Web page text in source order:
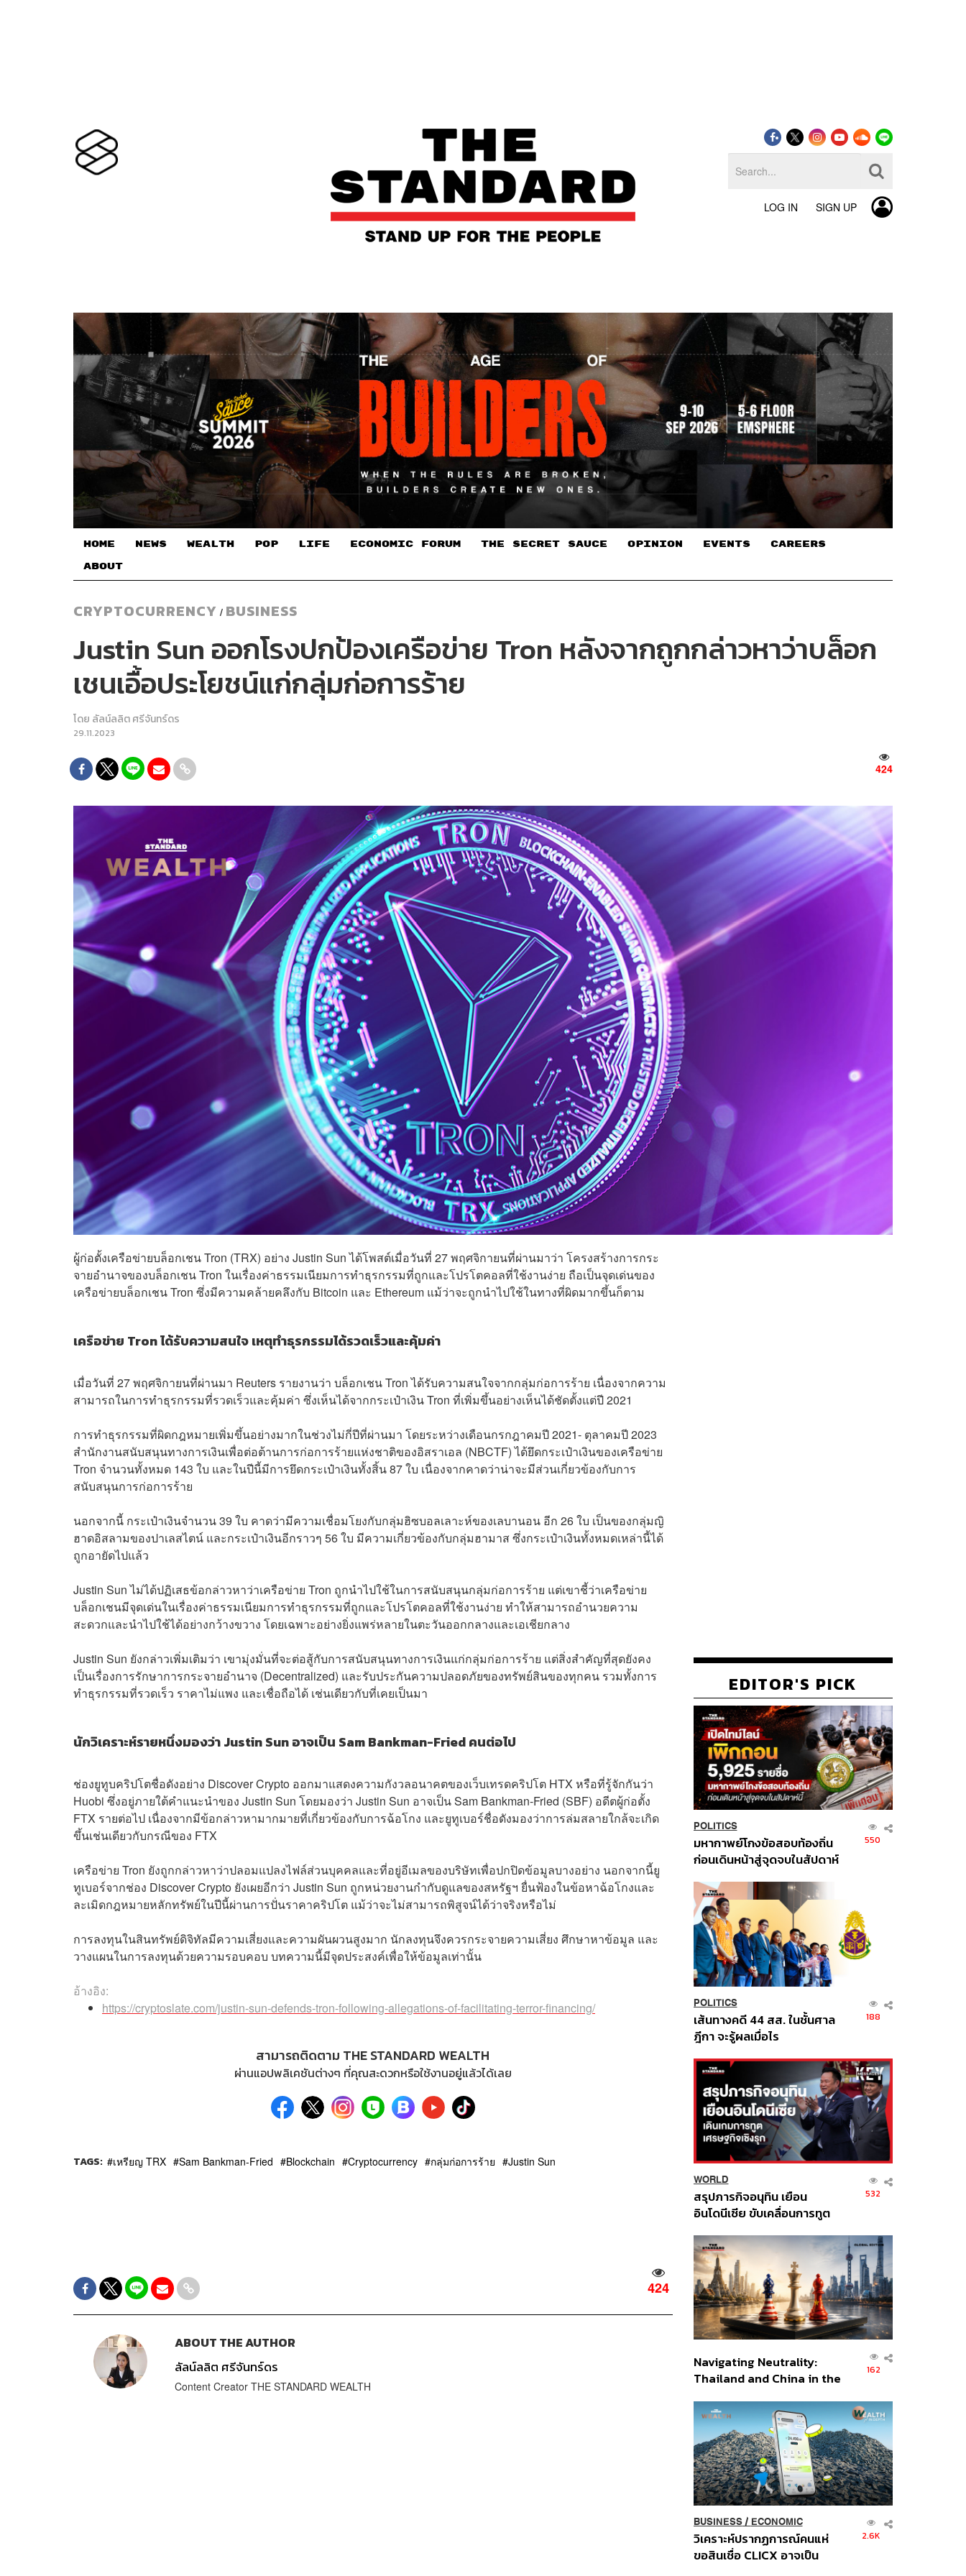
LOG IN SIGN UP
HOME NEWS WEALTH POP LIFE ECONOMIC FORUM THE SECRET SAUCE​ OPINION EVENTS CAREERS
ABOUT
CRYPTOCURRENCY / BUSINESS
Justin Sun ออกโรงปกป้องเครือข่าย Tron หลังจากถูกกล่าวหาว่าบล็อก
เชนเอื้อประโยชน์แก่กลุ่มก่อการร้าย
โดย ลัลน์ลลิต ศรีจันทร์ดร
29.11.2023
424
ผู้ก่อตั้งเครือข่ายบล็อกเชน Tron (TRX) อย่าง Justin Sun ได้โพสต์เมื่อวันที่ 27 พฤศจิกายนที่ผ่านมาว่า โครงสร้างการกระ
จายอำนาจของบล็อกเชน Tron ในเรื่องค่าธรรมเนียมการทำธุรกรรมที่ถูกและโปรโตคอลที่ใช้งานง่าย ถือเป็นจุดเด่นของ
เครือข่ายบล็อกเชน Tron ซึ่งมีความคล้ายคลึงกับ Bitcoin และ Ethereum แม้ว่าจะถูกนำไปใช้ในทางที่ผิดมากขึ้นก็ตาม
เครือข่าย Tron ได้รับความสนใจ เหตุทำธุรกรรมได้รวดเร็วและคุ้มค่า
เมื่อวันที่ 27 พฤศจิกายนที่ผ่านมา Reuters รายงานว่า บล็อกเชน Tron ได้รับความสนใจจากกลุ่มก่อการร้าย เนื่องจากความ
สามารถในการทำธุรกรรมที่รวดเร็วและคุ้มค่า ซึ่งเห็นได้จากกระเป๋าเงิน Tron ที่เพิ่มขึ้นอย่างเห็นได้ชัดตั้งแต่ปี 2021
การทำธุรกรรมที่ผิดกฎหมายเพิ่มขึ้นอย่างมากในช่วงไม่กี่ปีที่ผ่านมา โดยระหว่างเดือนกรกฎาคมปี 2021- ตุลาคมปี 2023
สำนักงานสนับสนุนทางการเงินเพื่อต่อต้านการก่อการร้ายแห่งชาติของอิสราเอล (NBCTF) ได้ยึดกระเป๋าเงินของเครือข่าย
Tron จำนวนทั้งหมด 143 ใบ และในปีนี้มีการยึดกระเป๋าเงินทั้งสิ้น 87 ใบ เนื่องจากคาดว่าน่าจะมีส่วนเกี่ยวข้องกับการ
สนับสนุนการก่อการร้าย
นอกจากนี้ กระเป๋าเงินจำนวน 39 ใบ คาดว่ามีความเชื่อมโยงกับกลุ่มฮิซบอลเลาะห์ของเลบานอน อีก 26 ใบ เป็นของกลุ่มญิ
ฮาดอิสลามของปาเลสไตน์ และกระเป๋าเงินอีกราวๆ 56 ใบ มีความเกี่ยวข้องกับกลุ่มฮามาส ซึ่งกระเป๋าเงินทั้งหมดเหล่านี้ได้
ถูกอายัดไปแล้ว
Justin Sun ไม่ได้ปฏิเสธข้อกล่าวหาว่าเครือข่าย Tron ถูกนำไปใช้ในการสนับสนุนกลุ่มก่อการร้าย แต่เขาชี้ว่าเครือข่าย
บล็อกเชนมีจุดเด่นในเรื่องค่าธรรมเนียมการทำธุรกรรมที่ถูกและโปรโตคอลที่ใช้งานง่าย ทำให้สามารถอำนวยความ
สะดวกและนำไปใช้ได้อย่างกว้างขวาง โดยเฉพาะอย่างยิ่งแพร่หลายในตะวันออกกลางและเอเชียกลาง
Justin Sun ยังกล่าวเพิ่มเติมว่า เขามุ่งมั่นที่จะต่อสู้กับการสนับสนุนทางการเงินแก่กลุ่มก่อการร้าย แต่สิ่งสำคัญที่สุดยังคง
เป็นเรื่องการรักษาการกระจายอำนาจ (Decentralized) และรับประกันความปลอดภัยของทรัพย์สินของทุกคน รวมทั้งการ
ทำธุรกรรมที่รวดเร็ว ราคาไม่แพง และเชื่อถือได้ เช่นเดียวกับที่เคยเป็นมา
นักวิเคราะห์รายหนึ่งมองว่า Justin Sun อาจเป็น Sam Bankman-Fried คนต่อไป
ช่องยูทูบคริปโตชื่อดังอย่าง Discover Crypto ออกมาแสดงความกังวลอนาคตของเว็บเทรดคริปโต HTX หรือที่รู้จักกันว่า
Huobi ซึ่งอยู่ภายใต้คำแนะนำของ Justin Sun โดยมองว่า Justin Sun อาจเป็น Sam Bankman-Fried (SBF) อดีตผู้ก่อตั้ง
FTX รายต่อไป เนื่องจากมีข้อกล่าวหามากมายที่เกี่ยวข้องกับการฉ้อโกง และยูทูเบอร์ชื่อดังมองว่าการล่มสลายใกล้จะเกิด
ขึ้นเช่นเดียวกับกรณีของ FTX
เครือข่าย Tron ยังถูกกล่าวหาว่าปลอมแปลงไฟล์ส่วนบุคคลและที่อยู่อีเมลของบริษัทเพื่อปกปิดข้อมูลบางอย่าง นอกจากนี้ยู
ทูเบอร์จากช่อง Discover Crypto ยังเผยอีกว่า Justin Sun ถูกหน่วยงานกำกับดูแลของสหรัฐฯ ยื่นฟ้องในข้อหาฉ้อโกงและ
ละเมิดกฎหมายหลักทรัพย์ในปีนี้ผ่านการปั่นราคาคริปโต แม้ว่าจะไม่สามารถพิสูจน์ได้ว่าจริงหรือไม่
การลงทุนในสินทรัพย์ดิจิทัลมีความเสี่ยงและความผันผวนสูงมาก นักลงทุนจึงควรกระจายความเสี่ยง ศึกษาหาข้อมูล และ
วางแผนในการลงทุนด้วยความรอบคอบ บทความนี้มีจุดประสงค์เพื่อให้ข้อมูลเท่านั้น
อ้างอิง:
https://cryptoslate.com/justin-sun-defends-tron-following-allegations-of-facilitating-terror-financing/
สามารถติดตาม THE STANDARD WEALTH
ผ่านแอปพลิเคชันต่างๆ ที่คุณสะดวกหรือใช้งานอยู่แล้วได้เลย
TAGS: เหรียญ TRX Sam Bankman-Fried Blockchain Cryptocurrency กลุ่มก่อการร้าย Justin Sun
424
ABOUT THE AUTHOR
ลัลน์ลลิต ศรีจันทร์ดร
Content Creator THE STANDARD WEALTH
EDITOR'S PICK
POLITICS
มหากาพย์โกงข้อสอบท้องถิ่น
ก่อนเดินหน้าสู่จุดจบในสัปดาห์
550
POLITICS
เส้นทางคดี 44 สส. ในชั้นศาล
ฎีกา จะรู้ผลเมื่อไร
188
WORLD
สรุปภารกิจอนุทิน เยือน
อินโดนีเซีย ขับเคลื่อนการทูต
ส่วนยุทธศาสตร์ไทย –
อินโดนีเซีย
532
Navigating Neutrality:
Thailand and China in the
Order
162
BUSINESS/ ECONOMIC
วิเคราะห์ปรากฏการณ์คนแห่
ขอสินเชื่อ CLICX อาจเป็น
2.6K